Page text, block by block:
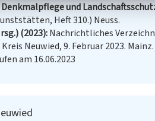
und
Heft 310.) Neuss.
(2023) Nachrichtliches
Neuwied, 9. Februar 2023.
am 16.06.2023